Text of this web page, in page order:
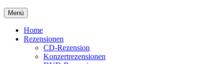
Menü
Home
Rezensionen
CD-Rezension
Konzertrezensionen